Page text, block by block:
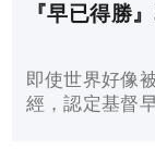
『早已得勝
即使世界好像
經，認定基督